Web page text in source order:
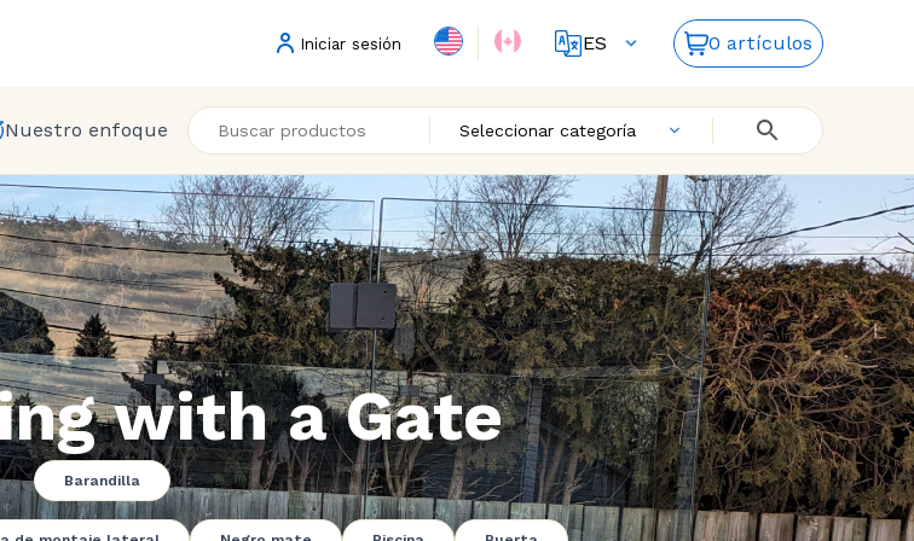
Iniciar sesión
ES
EN
0 artículos
Nuestro enfoque Seleccionar categoría
with a Gate
Barandilla